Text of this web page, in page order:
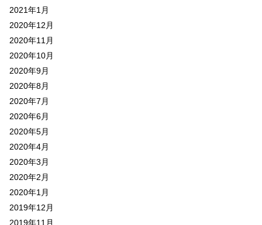
2021年1月
2020年12月
2020年11月
2020年10月
2020年9月
2020年8月
2020年7月
2020年6月
2020年5月
2020年4月
2020年3月
2020年2月
2020年1月
2019年12月
2019年11月